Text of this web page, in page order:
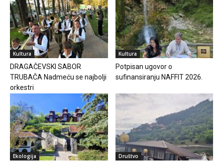
Kultura
DRAGAČEVSKI SABOR
TRUBAČA Nadmeću se najbolji
orkestri
Kultura
Potpisan ugovor o
sufinansiranju NAFFIT 2026.
Ekologija Društvo